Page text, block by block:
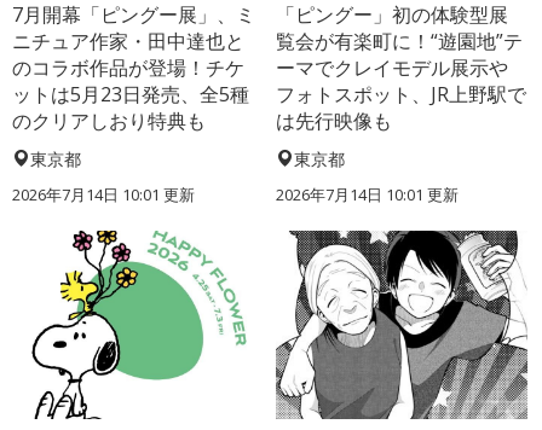
7月開幕「ピングー展」、ミ
ニチュア作家・田中達也と
のコラボ作品が登場！チケ
ットは5月23日発売、全5種
のクリアしおり特典も
東京都
2026年7月14日 10:01 更新
「ピングー」初の体験型展
覧会が有楽町に！“遊園地”テ
ーマでクレイモデル展示や
フォトスポット、JR上野駅で
は先行映像も
東京都
2026年7月14日 10:01 更新